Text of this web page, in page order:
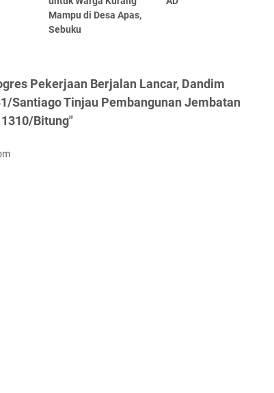
Mampu di Desa Apas,
Sebuku
Pekerjaan Berjalan Lancar, Dandim
Santiago Tinjau Pembangunan Jembatan
Bitung"